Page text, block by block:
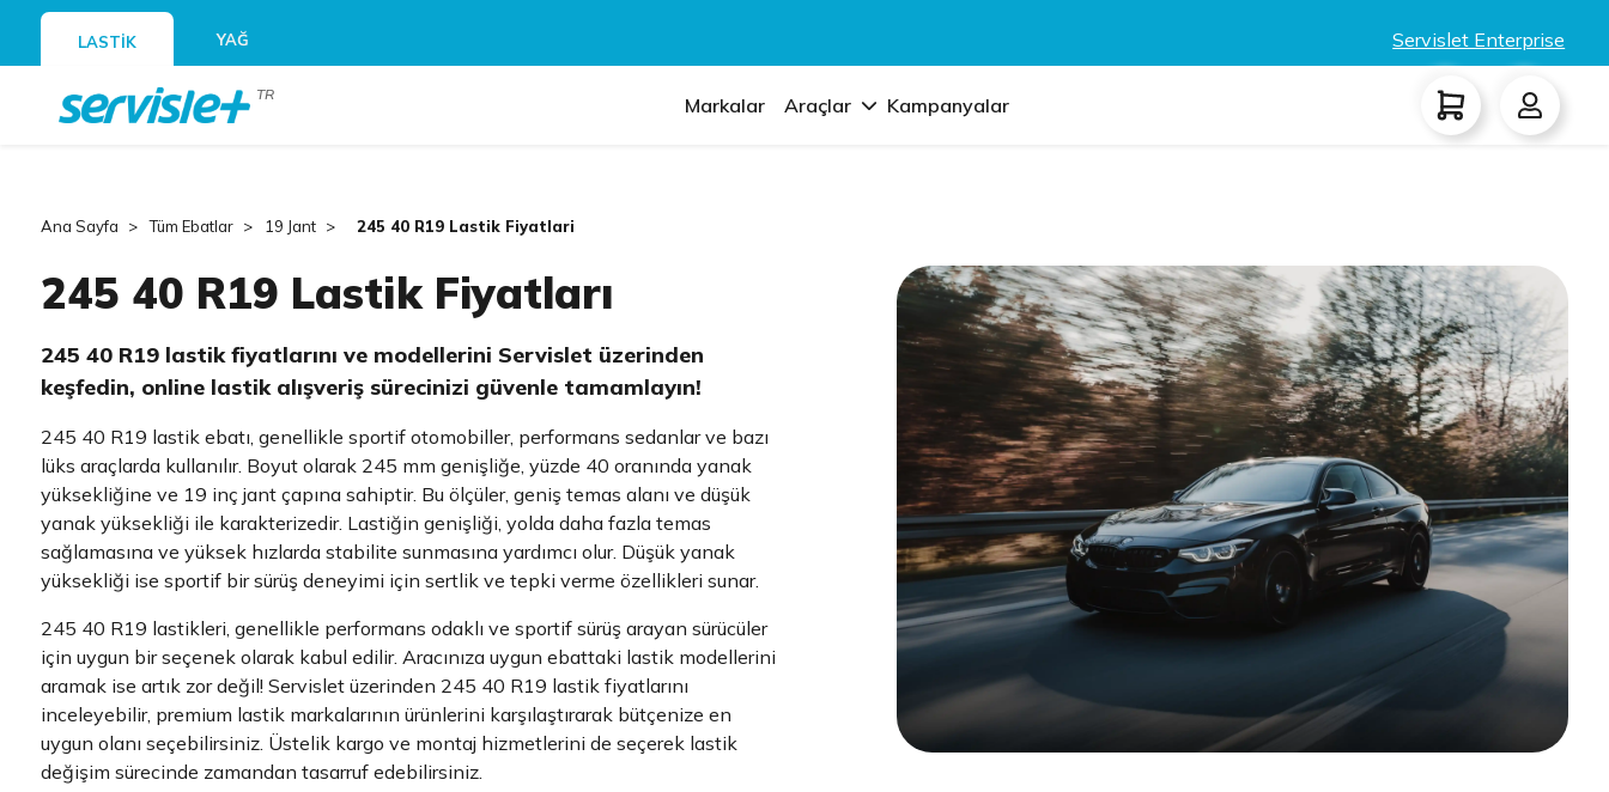
LASTİK YAĞ Servislet Enterprise
TR Markalar Araçlar Kampanyalar
Ana Sayfa Tüm Ebatlar 19 Jant 245 40 R19 Lastik Fiyatlari
245 40 R19 Lastik Fiyatları
245 40 R19 lastik fiyatlarını ve modellerini Servislet üzerinden
keşfedin, online lastik alışveriş sürecinizi güvenle tamamlayın!
245 40 R19 lastik ebatı, genellikle sportif otomobiller, performans sedanlar ve bazı
lüks araçlarda kullanılır. Boyut olarak 245 mm genişliğe, yüzde 40 oranında yanak
yüksekliğine ve 19 inç jant çapına sahiptir. Bu ölçüler, geniş temas alanı ve düşük
yanak yüksekliği ile karakterizedir. Lastiğin genişliği, yolda daha fazla temas
sağlamasına ve yüksek hızlarda stabilite sunmasına yardımcı olur. Düşük yanak
yüksekliği ise sportif bir sürüş deneyimi için sertlik ve tepki verme özellikleri sunar.
245 40 R19 lastikleri, genellikle performans odaklı ve sportif sürüş arayan sürücüler
için uygun bir seçenek olarak kabul edilir. Aracınıza uygun ebattaki lastik modellerini
aramak ise artık zor değil! Servislet üzerinden 245 40 R19 lastik fiyatlarını
inceleyebilir, premium lastik markalarının ürünlerini karşılaştırarak bütçenize en
uygun olanı seçebilirsiniz. Üstelik kargo ve montaj hizmetlerini de seçerek lastik
değişim sürecinde zamandan tasarruf edebilirsiniz.